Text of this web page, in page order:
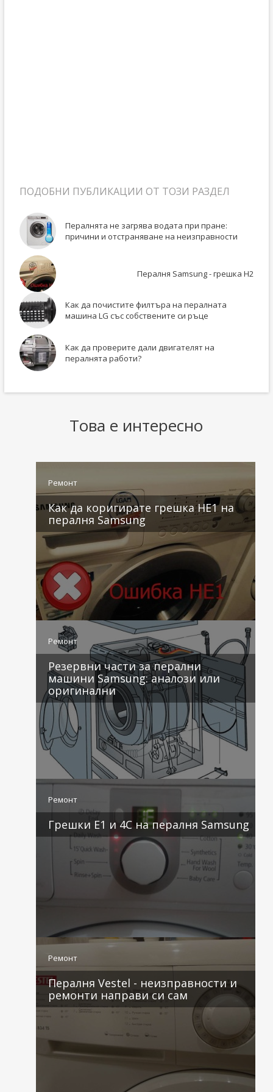
ПОДОБНИ ПУБЛИКАЦИИ ОТ ТОЗИ РАЗДЕЛ
Пералнята не загрява водата при пране:
причини и отстраняване на неизправности
Пералня Samsung - грешка H2
Как да почистите филтъра на пералната
машина LG със собствените си ръце
Как да проверите дали двигателят на
пералнята работи?
Това е интересно
Ремонт
Как да коригирате грешка HE1 на
пералня Samsung
4 коментара
Ремонт
Резервни части за перални
машини Samsung: аналози или
оригинални
Ремонт
Грешки E1 и 4C на пералня Samsung
Ремонт
Пералня Vestel - неизправности и
ремонти направи си сам